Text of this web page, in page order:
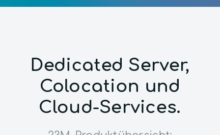
Dedicated Server,
Colocation und
Cloud-Services.